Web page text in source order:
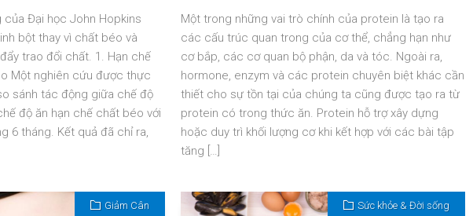
của Đại học John Hopkins
bột thay vì chất béo và
trao đổi chất. 1. Hạn chế
Một nghiên cứu được thực
sánh tác động giữa chế độ
độ ăn hạn chế chất béo với
6 tháng. Kết quả đã chỉ ra,
Một trong những vai trò chính của protein là tạo ra
các cấu trúc quan trong của cơ thể, chẳng hạn như
cơ bắp, các cơ quan bộ phận, da và tóc. Ngoài ra,
hormone, enzym và các protein chuyên biệt khác cần
thiết cho sự tồn tại của chúng ta cũng được tạo ra từ
protein có trong thức ăn. Protein hỗ trợ xây dựng
hoặc duy trì khối lượng cơ khi kết hợp với các bài tập
tăng […]
Giảm Cân Sức khỏe & Đời sống